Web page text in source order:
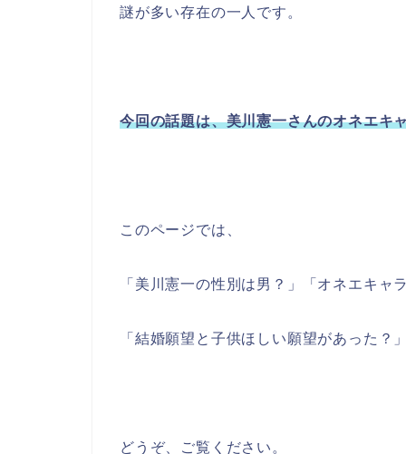
謎が多い存在の一人です。
今回の話題は、美川憲一さんのオネエキ
このページでは、
「美川憲一の性別は男？」「オネエキ
「結婚願望と子供ほしい願望があった？
どうぞ、ご覧ください。